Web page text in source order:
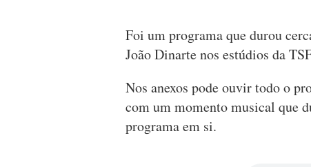
Foi um programa que durou
João Dinarte nos estúdios da
Nos anexos pode ouvir todo o
com um momento musical que
programa em si.